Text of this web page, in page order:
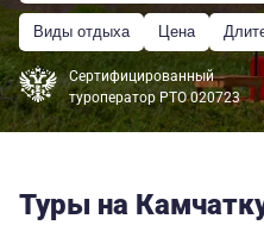
Виды отдыха Цена
Сертифицированный
туроператор РТО 020723
Туры на